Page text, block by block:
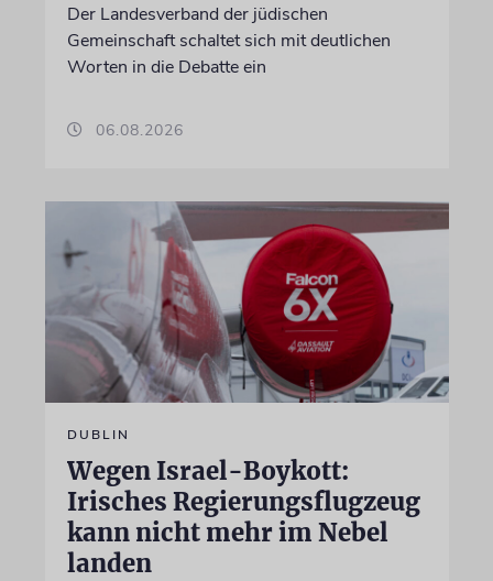
Der Landesverband der jüdischen
Gemeinschaft schaltet sich mit deutlichen
Worten in die Debatte ein
06.08.2026
DUBLIN
Wegen Israel-Boykott:
Irisches Regierungsflugzeug
kann nicht mehr im Nebel
landen